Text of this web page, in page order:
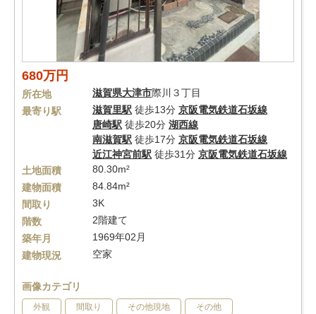
680万円
所在地 滋賀県大津市際川３丁目
最寄り駅
滋賀里駅 徒歩13分 京阪電気鉄道石坂線
唐崎駅 徒歩20分 湖西線
南滋賀駅 徒歩17分 京阪電気鉄道石坂線
近江神宮前駅 徒歩31分 京阪電気鉄道石坂線
土地面積
80.30m²
建物面積
84.84m²
間取り
3K
階数
2階建て
築年月
1969年02月
建物現況
空家
画像カテゴリ
外観 間取り その他現地 その他